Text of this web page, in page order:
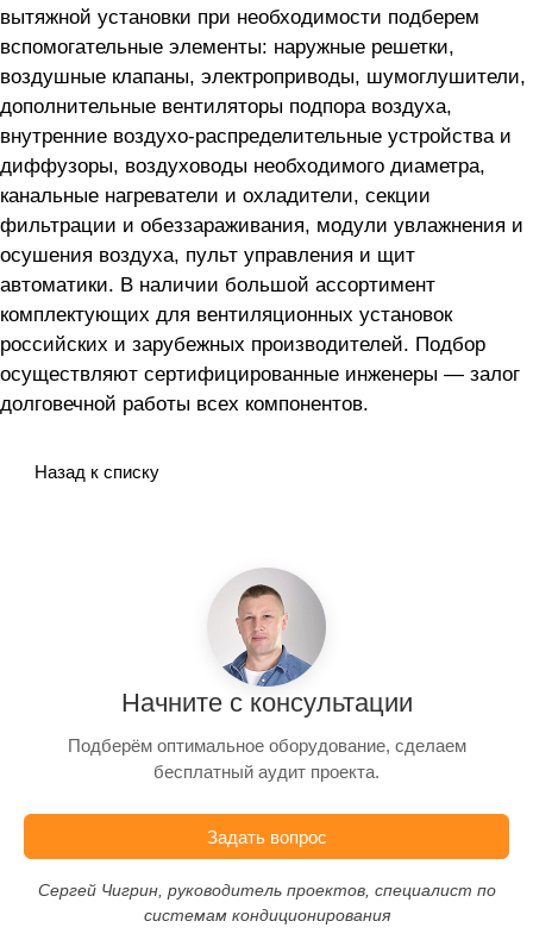
вытяжной установки при необходимости подберем
вспомогательные элементы: наружные решетки,
воздушные клапаны, электроприводы, шумоглушители,
дополнительные вентиляторы подпора воздуха,
внутренние воздухо-распределительные устройства и
диффузоры, воздуховоды необходимого диаметра,
канальные нагреватели и охладители, секции
фильтрации и обеззараживания, модули увлажнения и
осушения воздуха, пульт управления и щит
автоматики. В наличии большой ассортимент
комплектующих для вентиляционных установок
российских и зарубежных производителей. Подбор
осуществляют сертифицированные инженеры — залог
долговечной работы всех компонентов.
Назад к списку
Начните с консультации
Подберём оптимальное оборудование, сделаем
бесплатный аудит проекта.
Задать вопрос
Сергей Чигрин, руководитель проектов, специалист по
системам кондиционирования